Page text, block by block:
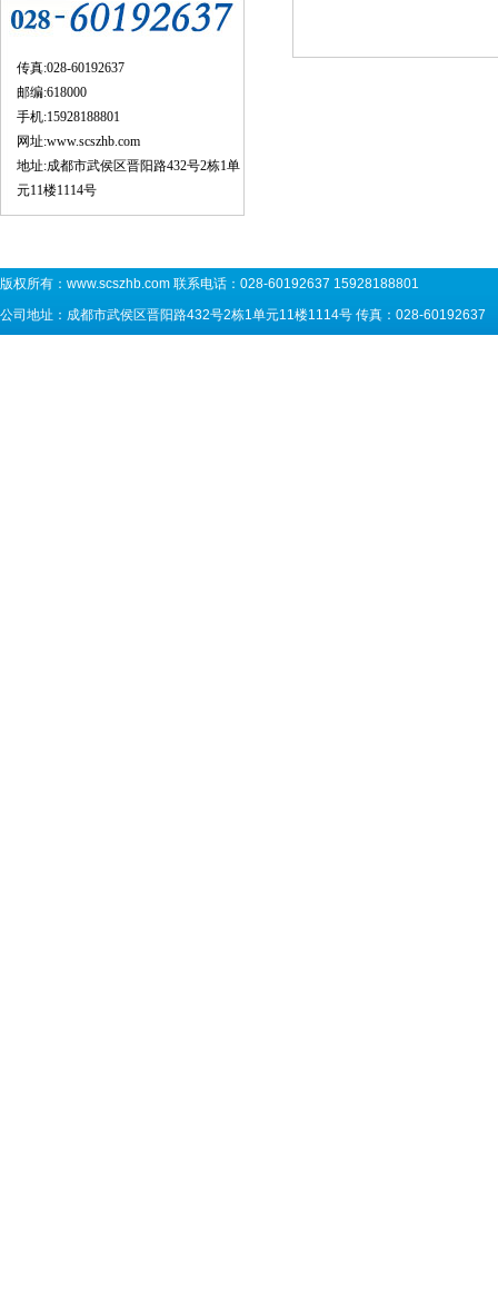
传真:028-60192637
邮编:618000
手机:15928188801
网址:www.scszhb.com
地址:成都市武侯区晋阳路432号2栋1单
元11楼1114号
版权所有： www.scszhb.com 联系电话：028-60192637 15928188801
公司地址：成都市武侯区晋阳路432号2栋1单元11楼1114号 传真：028-